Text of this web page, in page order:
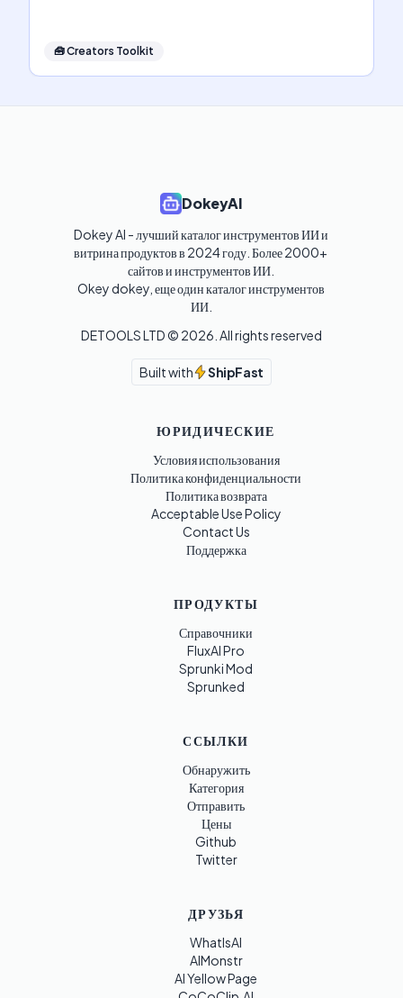
🧰Creators Toolkit
DokeyAI
Dokey AI - лучший каталог инструментов ИИ и
витрина продуктов в 2024 году. Более 2000+
сайтов и инструментов ИИ.
Okey dokey, еще один каталог инструментов
ИИ.
DETOOLS LTD © 2026 . All rights reserved
Built with ShipFast
ЮРИДИЧЕСКИЕ
Условия использования
Политика конфиденциальности
Политика возврата
Acceptable Use Policy
Contact Us
Поддержка
ПРОДУКТЫ
Справочники
FluxAI Pro
Sprunki Mod
Sprunked
ССЫЛКИ
Обнаружить
Категория
Отправить
Цены
Github
Twitter
ДРУЗЬЯ
WhatIsAI
AIMonstr
AI Yellow Page